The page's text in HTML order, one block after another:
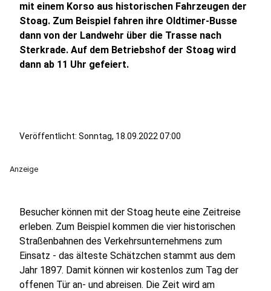
mit einem Korso aus historischen Fahrzeugen der
Stoag. Zum Beispiel fahren ihre Oldtimer-Busse
dann von der Landwehr über die Trasse nach
Sterkrade. Auf dem Betriebshof der Stoag wird
dann ab 11 Uhr gefeiert.
Veröffentlicht: Sonntag, 18.09.2022 07:00
Anzeige
Besucher können mit der Stoag heute eine Zeitreise
erleben. Zum Beispiel kommen die vier historischen
Straßenbahnen des Verkehrsunternehmens zum
Einsatz - das älteste Schätzchen stammt aus dem
Jahr 1897. Damit können wir kostenlos zum Tag der
offenen Tür an- und abreisen. Die Zeit wird am